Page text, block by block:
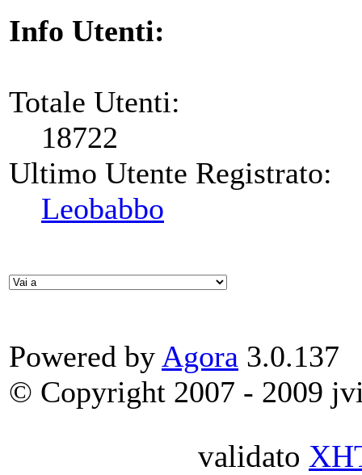
Info Utenti:
Totale Utenti:
18722
Ultimo Utente Registrato:
Leobabbo
Powered by Agora 3.0.137
© Copyright 2007 - 2009
validato